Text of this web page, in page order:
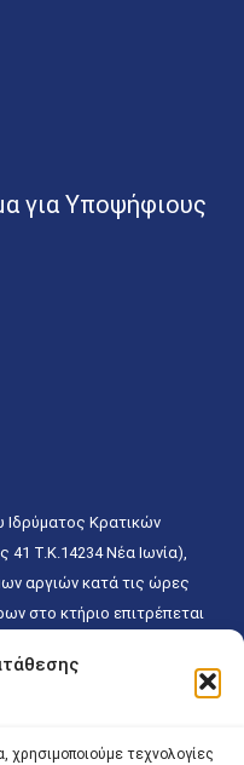
χρησιμοποιούμε τεχνολογίες
για Υποψήφιους
Ιδρύματος Κρατικών
41 T.K.14234 Νέα Ιωνία),
αργιών κατά τις ώρες
στο κτήριο επιτρέπεται
χρονικό ή άλλο
στο γραφείο του